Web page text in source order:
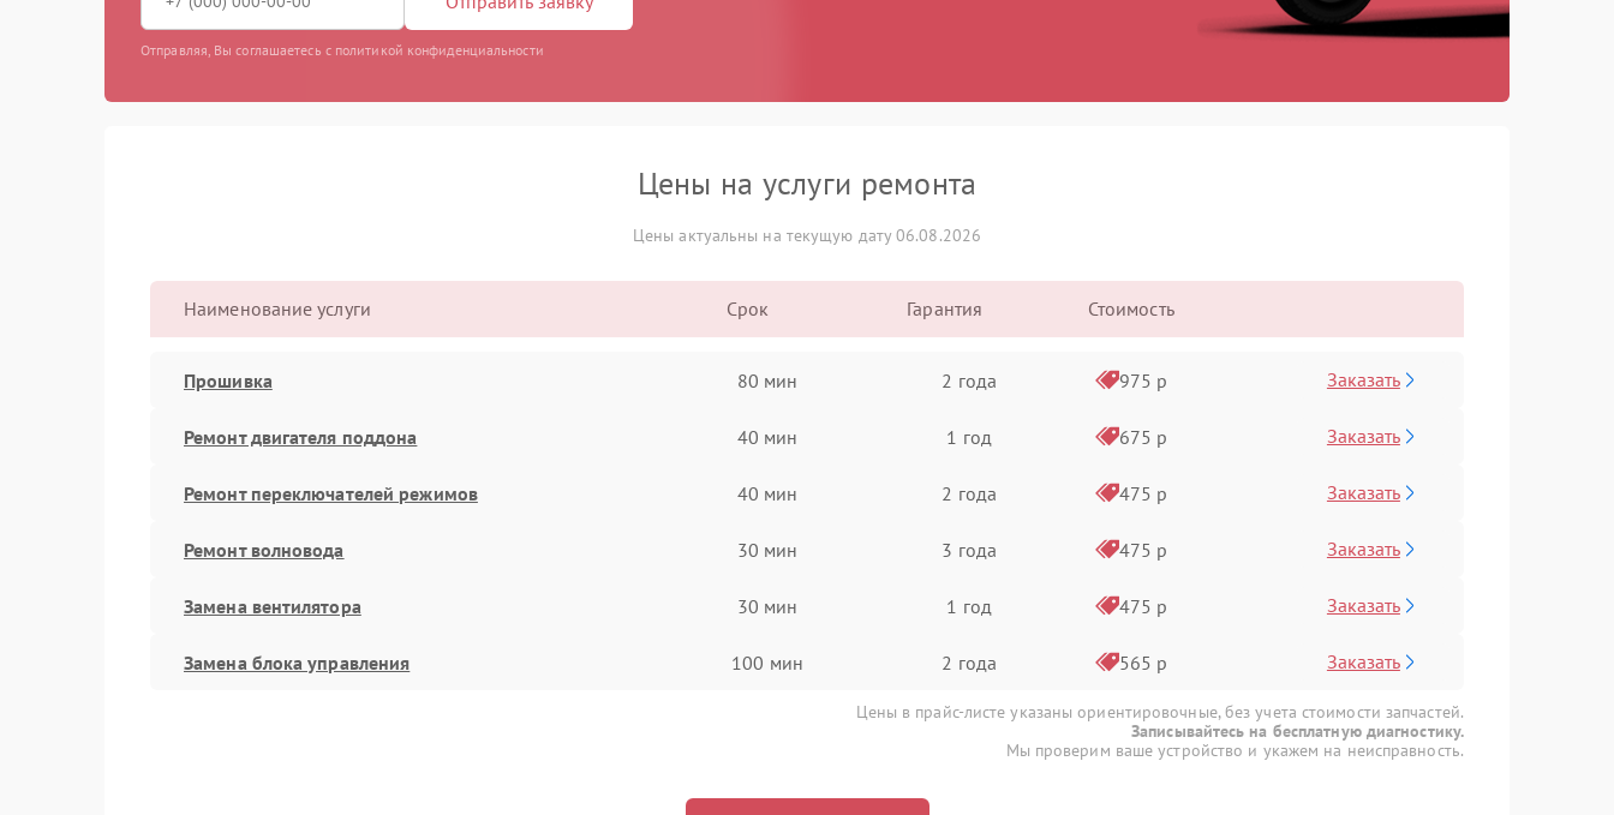
Отправляя, Вы соглашаетесь с политикой конфиденциальности
Цены на услуги ремонта
Цены актуальны на текущую дату 06.08.2026
Наименование услуги Срок Гарантия Стоимость
Прошивка 80 мин 2 года 975 р Заказать
Ремонт двигателя поддона 40 мин 1 год 675 р Заказать
Ремонт переключателей режимов 40 мин 2 года 475 р Заказать
Ремонт волновода 30 мин 3 года 475 р Заказать
Замена вентилятора 30 мин 1 год 475 р Заказать
Замена блока управления 100 мин 2 года 565 р Заказать
Цены в прайс-листе указаны ориентировочные, без учета стоимости запчастей.
Записывайтесь на бесплатную диагностику.
Мы проверим ваше устройство и укажем на неисправность.